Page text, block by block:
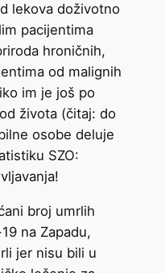
lekova doživotno
pacijentima
hroničnih,
od malignih
im je još po
života (čitaj: do
osobe deluje
SZO:
broj umrlih
na Zapadu,
jer nisu bili u